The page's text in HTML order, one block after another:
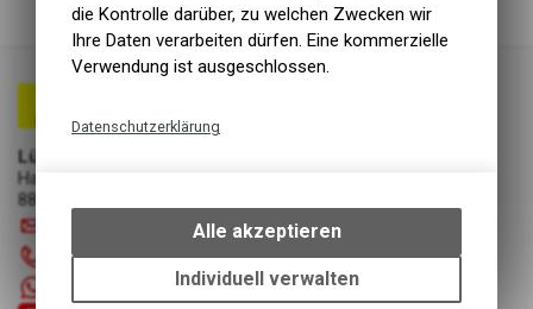
Lüscher Motor- & Bike World
Hauptstrasse 29a
8867 Niederurnen
055 610 31 31
die Kontrolle darüber, zu welchen Zwecken wir
Ihre Daten verarbeiten dürfen. Eine kommerzielle
Verwendung ist ausgeschlossen.
Datenschutzerklärung
bestimmte Interaktionen und
Einstellungen auf Ihrem Gerät,
um die grundlegenden
Funktionen unseres Online-
Alle akzeptieren
Individuell verwalten